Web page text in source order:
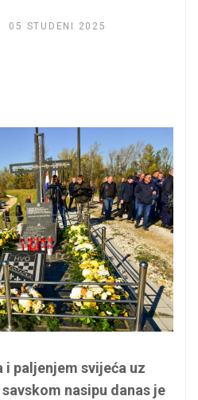
05 STUDENI 2025
i paljenjem svijeća uz
nasipu danas je